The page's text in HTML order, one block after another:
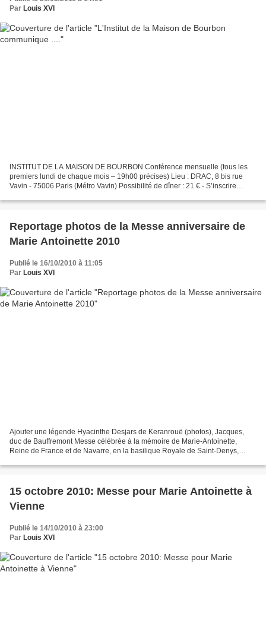
Par Louis XVI
INSTITUT DE LA MAISON DE BOURBON Conférence mensuelle (tous les
premiers lundi de chaque mois – 19h00 précises) Lieu : DRAC, 8 bis rue
Vavin - 75006 Paris (Métro Vavin) Possibilité de dîner : 21 € - S’inscrire
Reportage photos de la Messe anniversaire de
Marie Antoinette 2010
Publié le 16/10/2010 à 11:05
Par Louis XVI
Ajouter une légende Hyacinthe Desjars de Keranrouë (photos), Jacques,
duc de Bauffremont Messe célébrée à la mémoire de Marie-Antoinette,
Reine de France et de Navarre, en la basilique Royale de Saint-Denys,
15 octobre 2010: Messe pour Marie Antoinette à
Vienne
Publié le 14/10/2010 à 23:00
Par Louis XVI